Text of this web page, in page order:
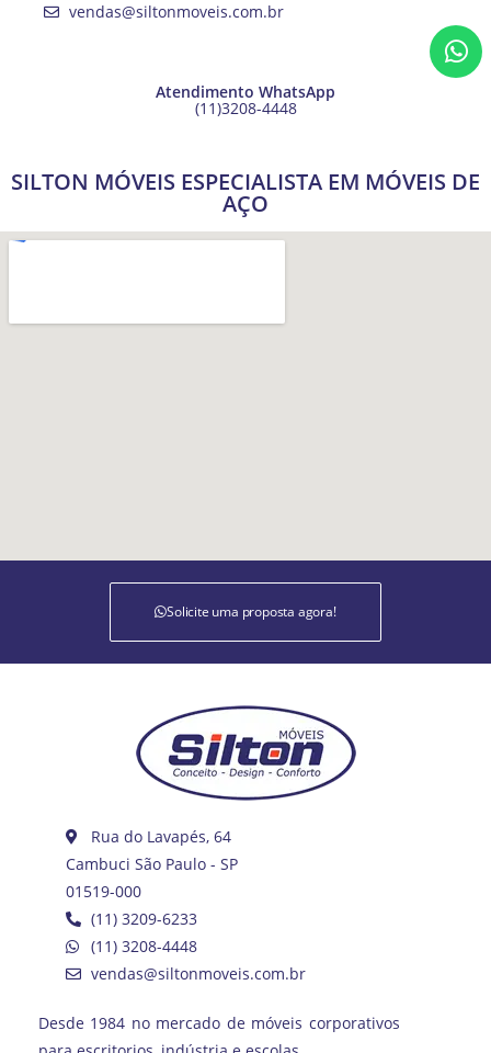
vendas@siltonmoveis.com.br
Atendimento WhatsApp
(11)3208-4448
SILTON MÓVEIS ESPECIALISTA EM MÓVEIS DE
AÇO
Solicite uma proposta agora!
Rua do Lavapés, 64
Cambuci São Paulo - SP
01519-000
(11) 3209-6233
(11) 3208-4448
vendas@siltonmoveis.com.br
Desde 1984 no mercado de móveis corporativos